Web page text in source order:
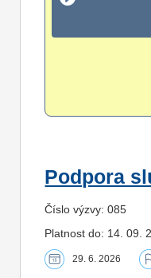
Podpora
Číslo výzvy: 085
Platnost do: 14. 09.
29. 6. 2026